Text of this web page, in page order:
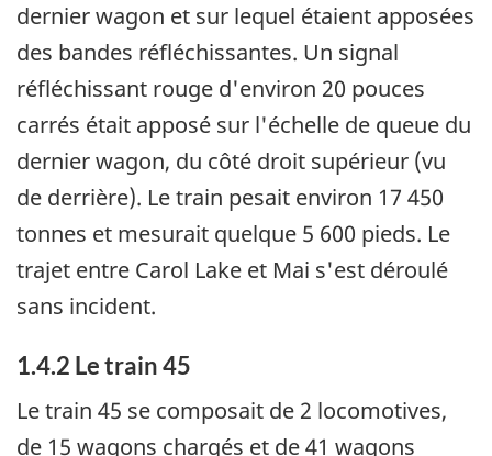
dernier wagon et sur lequel étaient apposées
des bandes réfléchissantes. Un signal
réfléchissant rouge d'environ 20 pouces
carrés était apposé sur l'échelle de queue du
dernier wagon, du côté droit supérieur (vu
de derrière). Le train pesait environ 17 450
tonnes et mesurait quelque 5 600 pieds. Le
trajet entre Carol Lake et Mai s'est déroulé
sans incident.
1.4.2 Le train 45
Le train 45 se composait de 2 locomotives,
de 15 wagons chargés et de 41 wagons